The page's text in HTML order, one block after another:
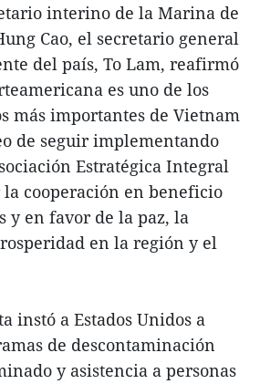
interino de la Marina de
Cao, el secretario general
del país, To Lam, reafirmó
es uno de los
más importantes de Vietnam
de seguir implementando
Estratégica Integral
cooperación en beneficio
y en favor de la paz, la
en la región y el
instó a Estados Unidos a
de descontaminación
y asistencia a personas